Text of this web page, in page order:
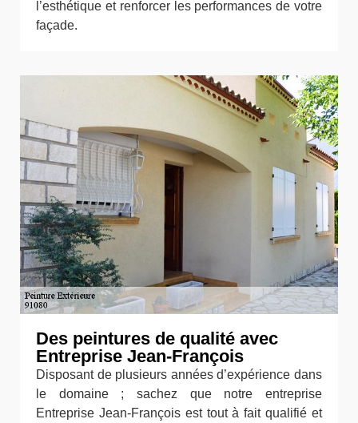
l’esthétique et renforcer les performances de votre
façade.
Des peintures de qualité avec
Entreprise Jean-François
Disposant de plusieurs années d’expérience dans
le domaine ; sachez que notre entreprise
Entreprise Jean-François est tout à fait qualifié et